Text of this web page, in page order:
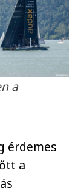
a
érdemes
a